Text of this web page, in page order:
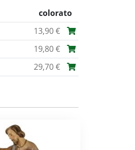
colorato
13,90 €
19,80 €
29,70 €